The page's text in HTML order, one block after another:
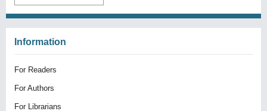
Information
For Readers
For Authors
For Librarians